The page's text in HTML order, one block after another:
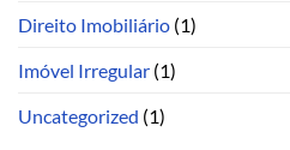
Direito Imobiliário (1)
Imóvel Irregular (1)
Uncategorized (1)